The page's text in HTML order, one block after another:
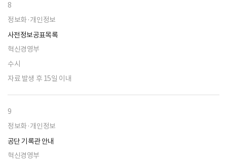
8
정보화·개인정보
사전정보공표목록
혁신경영부
수시
자료 발생 후 15일 이내
9
정보화·개인정보
공단 기록관 안내
혁신경영부